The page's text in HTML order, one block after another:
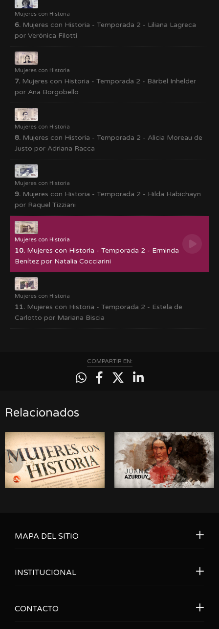
Mujeres con Historia
6. Mujeres con Historia - Temporada 2 - Liliana Lagreca
por Verónica Filotti
Mujeres con Historia
7. Mujeres con Historia - Temporada 2 - Bärbel Inhelder
por Ana Borgobello
Mujeres con Historia
8. Mujeres con Historia - Temporada 2 - Alicia Moreau de
Justo por Adriana Racca
Mujeres con Historia
9. Mujeres con Historia - Temporada 2 - Hilda Habichayn
por Raquel Tizziani
Mujeres con Historia
10. Mujeres con Historia - Temporada 2 - Erminda
Benítez por Natalia Cocciarini
Mujeres con Historia
11. Mujeres con Historia - Temporada 2 - Estela de
Carlotto por Mariana Biscia
COMPARTIR EN:
Relacionados
MAPA DEL SITIO
INSTITUCIONAL
CONTACTO